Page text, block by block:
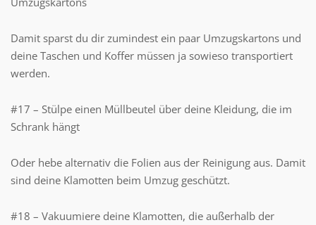
Damit sparst du dir zumindest ein paar Umzugskartons und
deine Taschen und Koffer müssen ja sowieso transportiert
werden.
#17 – Stülpe einen Müllbeutel über deine Kleidung, die im
Schrank hängt
Oder hebe alternativ die Folien aus der Reinigung aus. Damit
sind deine Klamotten beim Umzug geschützt.
#18 – Vakuumiere deine Klamotten, die außerhalb der